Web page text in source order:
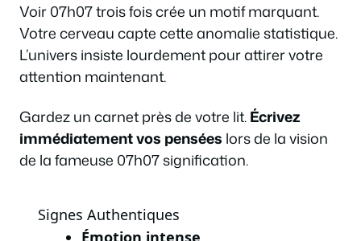
Voir 07h07 trois fois crée un motif marquant.
Votre cerveau capte cette anomalie statistique.
L’univers insiste lourdement pour attirer votre
attention maintenant.
Gardez un carnet près de votre lit.Écrivez
immédiatement vos pensées lors de la vision
de la fameuse 07h07 signification.
Signes Authentiques